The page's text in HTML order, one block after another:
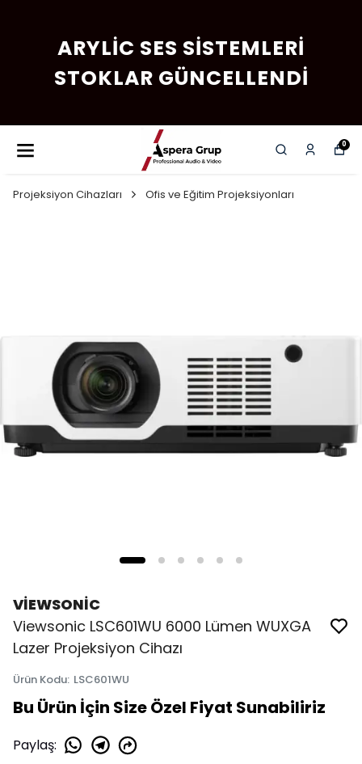
ARYLIC SES SISTEMLERI
STOKLAR GÜNCELLENDI
0
Projeksiyon Cihazları Ofis ve Eğitim Projeksiyonları
VİEWSONİC
Viewsonic LSC601WU 6000 Lümen WUXGA
Lazer Projeksiyon Cihazı
Ürün Kodu: LSC601WU
Bu Ürün İçin Size Özel Fiyat Sunabiliriz
Paylaş: